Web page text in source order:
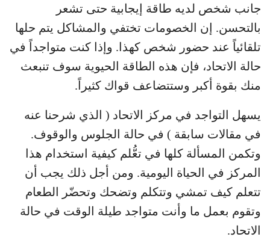
جانب شخص لديه طاقة إيجابية حتى تشعر
بالتحسن. إن الخصومات تختفي والمشاكل يتم حلها
تلقائياً عند حضور شخص كهذا. وإذا كنت متواجداً في
حالة الاتحاد، فإن هذه الطاقة الحيوية سوف تنبعث
منك بقوة أكبر وستتضاعف قواك كثيراً.
يسهل التواجد في مركز الاتحاد ( الذي شرحنا عنه
في مقالات سابقة ) في حالة الجلوس والوقوف.
وتكمن المسألة كلها في تعُّلم كيفية استخدام هذا
المركز في الحياة اليومية. ومن أجل ذلك يجب أن
تتعلم كيف تمشي وتتكلم وتضحك وتحضّر الطعام
وتقوم بعمل ما وأنت متواجد طيلة الوقت في حالة
الاتحاد.